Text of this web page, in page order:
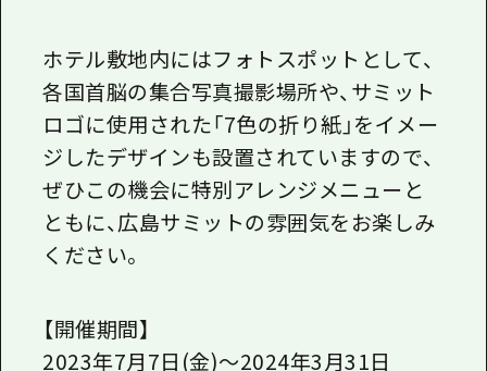
ホテル敷地内にはフォトスポットとして、
各国首脳の集合写真撮影場所や、サミット
ロゴに使用された「7色の折り紙」をイメー
ジしたデザインも設置されていますので、
ぜひこの機会に特別アレンジメニューと
ともに、広島サミットの雰囲気をお楽しみ
ください。
【開催期間】
2023年7月7日(金)～2024年3月31日